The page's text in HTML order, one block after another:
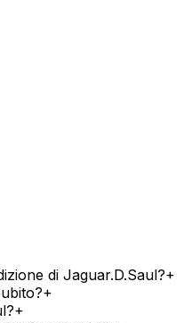
di Jaguar.D.Saul?+
+
+